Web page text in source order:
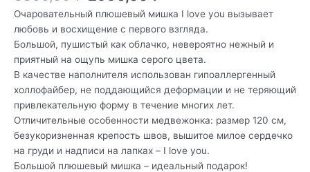
Очаровательный плюшевый мишка I love you вызывает
любовь и восхищение с первого взгляда.
Большой, пушистый как облачко, невероятно нежный и
приятный на ощупь мишка серого цвета.
В качестве наполнителя использован гипоаллергенный
холлофайбер, не поддающийся деформации и не теряющий
привлекательную форму в течение многих лет.
Отличительные особенности медвежонка: размер 120 см,
безукоризненная крепость швов, вышитое милое сердечко
на груди и надписи на лапках – I love you.
Большой плюшевый мишка – идеальный подарок!